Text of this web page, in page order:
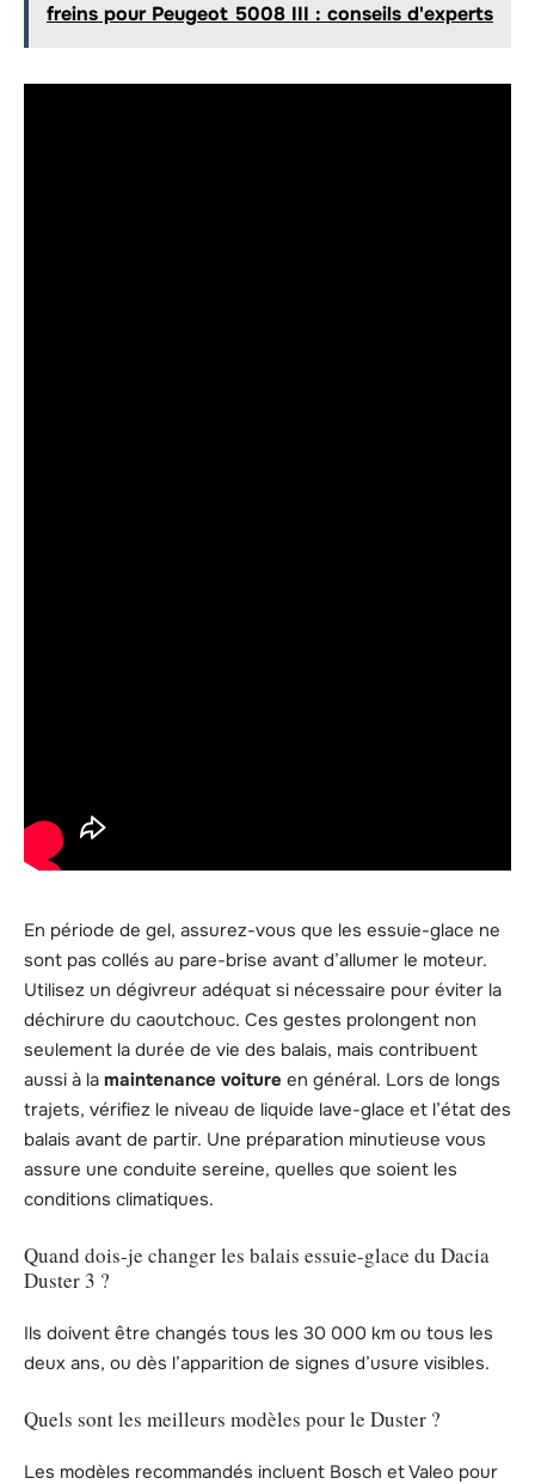
freins pour Peugeot 5008 III : conseils d'experts
En période de gel, assurez-vous que les essuie-glace ne
sont pas collés au pare-brise avant d’allumer le moteur.
Utilisez un dégivreur adéquat si nécessaire pour éviter la
déchirure du caoutchouc. Ces gestes prolongent non
seulement la durée de vie des balais, mais contribuent
aussi à la maintenance voiture en général. Lors de longs
trajets, vérifiez le niveau de liquide lave-glace et l’état des
balais avant de partir. Une préparation minutieuse vous
assure une conduite sereine, quelles que soient les
conditions climatiques.
Quand dois-je changer les balais essuie-glace du Dacia
Duster 3 ?
Ils doivent être changés tous les 30 000 km ou tous les
deux ans, ou dès l’apparition de signes d’usure visibles.
Quels sont les meilleurs modèles pour le Duster ?
Les modèles recommandés incluent Bosch et Valeo pour